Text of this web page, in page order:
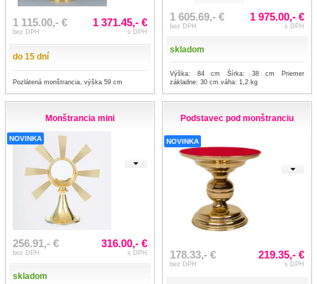
1 115.00,- €
bez DPH
1 371.45,- €
s DPH
do 15 dní
Pozlátená monštrancia, výška 59 cm
1 605.69,- €
bez DPH
1 975.00,- €
s DPH
skladom
Výška: 84 cm Šírka: 38 cm Priemer
základne: 30 cm váha: 1,2 kg
Monštrancia mini
NOVINKA
256.91,- €
bez DPH
316.00,- €
s DPH
skladom
Podstavec pod monštranciu
NOVINKA
178.33,- €
bez DPH
219.35,- €
s DPH